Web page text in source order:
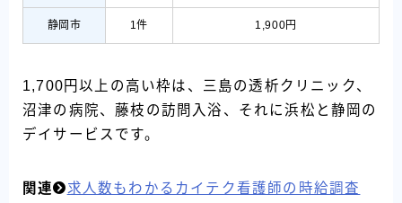
静岡市 1件 1,900円
1,700円以上の高い枠は、三島の透析クリニック、
沼津の病院、藤枝の訪問入浴、それに浜松と静岡の
デイサービスです。
関連
求人数もわかるカイテク看護師の時給調査